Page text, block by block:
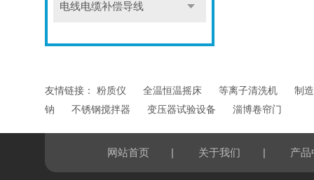
电线电缆补偿导线
友情链接： 粉质仪 全温恒温摇床 等离子清洗机
制
钠
不锈钢搅拌器 变压器试验设备 淄博卷帘门
网站首页 | 关于我们 | 产品